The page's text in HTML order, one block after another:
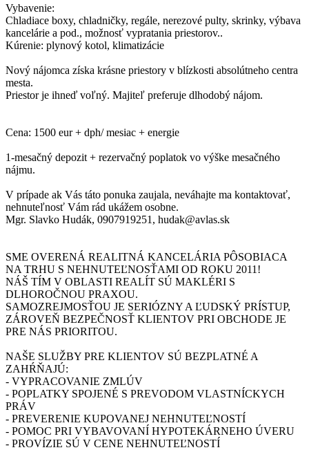
Vybavenie:
Chladiace boxy, chladničky, regále, nerezové pulty, skrinky, výbava
kancelárie a pod., možnosť vypratania priestorov..
Kúrenie: plynový kotol, klimatizácie
Nový nájomca získa krásne priestory v blízkosti absolútneho centra
mesta.
Priestor je ihneď voľný. Majiteľ preferuje dlhodobý nájom.
Cena: 1500 eur + dph/ mesiac + energie
1-mesačný depozit + rezervačný poplatok vo výške mesačného
nájmu.
V prípade ak Vás táto ponuka zaujala, neváhajte ma kontaktovať,
nehnuteľnosť Vám rád ukážem osobne.
Mgr. Slavko Hudák, 0907919251, hudak@avlas.sk
SME OVERENÁ REALITNÁ KANCELÁRIA PÔSOBIACA
NA TRHU S NEHNUTEĽNOSŤAMI OD ROKU 2011!
NÁŠ TÍM V OBLASTI REALÍT SÚ MAKLÉRI S
DLHOROČNOU PRAXOU.
SAMOZREJMOSŤOU JE SERIÓZNY A ĽUDSKÝ PRÍSTUP,
ZÁROVEŇ BEZPEČNOSŤ KLIENTOV PRI OBCHODE JE
PRE NÁS PRIORITOU.
NAŠE SLUŽBY PRE KLIENTOV SÚ BEZPLATNÉ A
ZAHŔŇAJÚ:
- VYPRACOVANIE ZMLÚV
- POPLATKY SPOJENÉ S PREVODOM VLASTNÍCKYCH
PRÁV
- PREVERENIE KUPOVANEJ NEHNUTEĽNOSTÍ
- POMOC PRI VYBAVOVANÍ HYPOTEKÁRNEHO ÚVERU
- PROVÍZIE SÚ V CENE NEHNUTEĽNOSTÍ